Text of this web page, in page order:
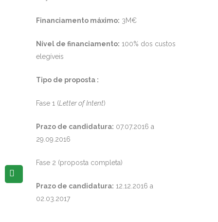
Financiamento máximo: 3M€
Nível de financiamento: 100% dos custos
elegíveis
Tipo de proposta :
Fase 1 (Letter of Intent)
Prazo de candidatura: 07.07.2016 a
29.09.2016
Fase 2 (proposta completa)
Prazo de candidatura: 12.12.2016 a
02.03.2017